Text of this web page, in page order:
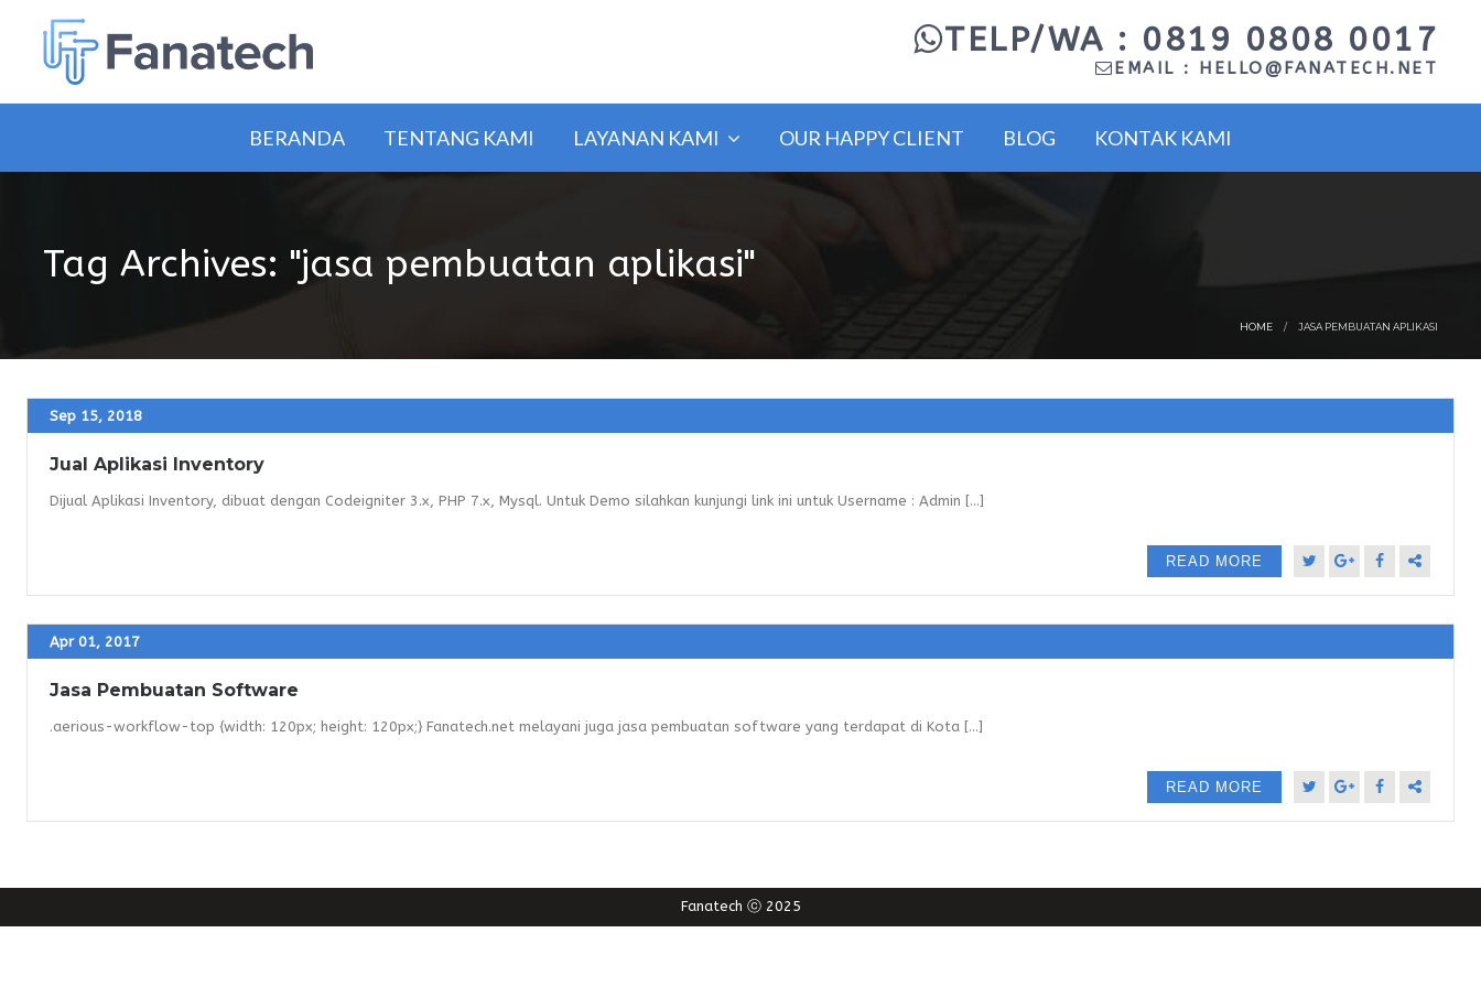
TELP/WA : 0819 0808 0017
EMAIL : HELLO@FANATECH.NET
BERANDA TENTANG KAMI LAYANAN KAMI OUR HAPPY CLIENT BLOG KONTAK KAMI
Tag Archives: "jasa pembuatan aplikasi"
HOME JASA PEMBUATAN APLIKASI
Sep 15, 2018
Jual Aplikasi Inventory
Dijual Aplikasi Inventory, dibuat dengan Codeigniter 3.x, PHP 7.x, Mysql. Untuk Demo silahkan kunjungi link ini untuk Username : Admin [...]
READ MORE
Apr 01, 2017
Jasa Pembuatan Software
.aerious-workflow-top {width: 120px; height: 120px;} Fanatech.net melayani juga jasa pembuatan software yang terdapat di Kota [...]
READ MORE
Fanatech ⓒ 2025